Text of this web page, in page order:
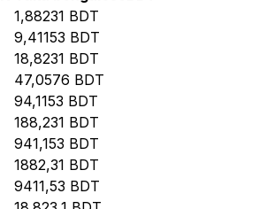
1,88231 BDT
9,41153 BDT
18,8231 BDT
47,0576 BDT
94,1153 BDT
188,231 BDT
941,153 BDT
1882,31 BDT
9411,53 BDT